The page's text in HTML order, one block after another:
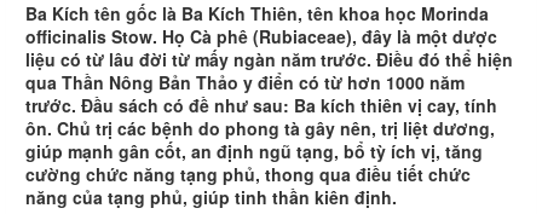
Ba Kích tên gốc là Ba Kích Thiên, tên khoa học Morinda
officinalis Stow. Họ Cà phê (Rubiaceae), đây là một dược
liệu có từ lâu đời từ mấy ngàn năm trước. Điều đó thể hiện
qua Thần Nông Bản Thảo y điển có từ hơn 1000 năm
trước. Đầu sách có đề như sau: Ba kích thiên vị cay, tính
ôn. Chủ trị các bệnh do phong tà gây nên, trị liệt dương,
giúp mạnh gân cốt, an định ngũ tạng, bổ tỳ ích vị, tăng
cường chức năng tạng phủ, thong qua điều tiết chức
năng của tạng phủ, giúp tinh thần kiên định.